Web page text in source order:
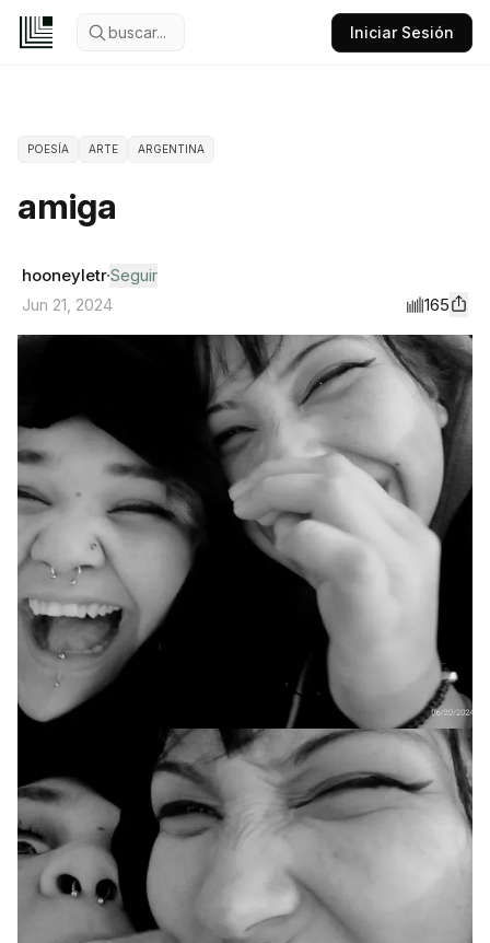
buscar... Iniciar Sesión
POESÍA ARTE ARGENTINA
amiga
hooneyletrSeguir
Jun 21, 2024
165